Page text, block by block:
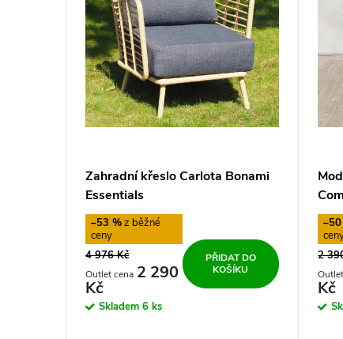
Zahradní křeslo Carlota Bonami
Essentials
–53 %
4 976 Kč
2 290
Kč
Skladem 6 ks
PŘIDAT DO
KOŠÍKU
2
Kč